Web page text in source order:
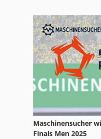
Ng 200
Tisch Drehmaschine
Maschinensucher
Finals Men 2025